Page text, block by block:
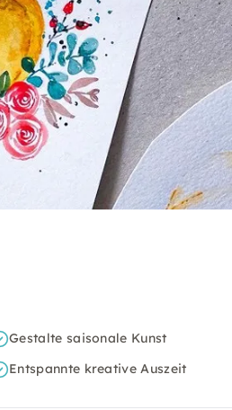
Gestalte saisonale Kunst
Entspannte kreative Auszeit